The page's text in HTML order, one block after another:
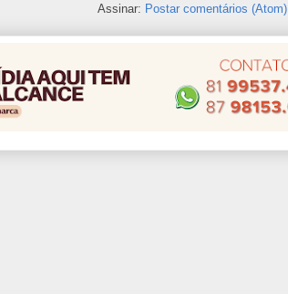
Assinar: Postar comentários (Atom)